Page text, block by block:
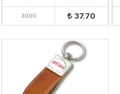
3000 37.70